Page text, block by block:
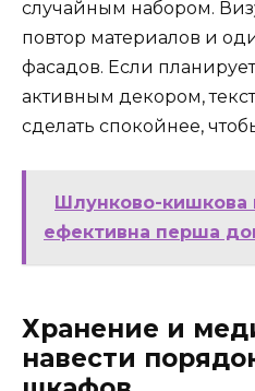
случайным набором.
повтор материалов и
фасадов. Если
активным декором,
сделать спокойнее,
Шлунково-кишкова
ефективна перша
Хранение и
навести